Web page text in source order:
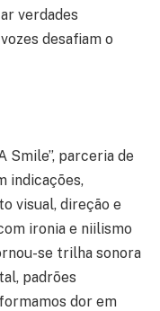
verdades
desafiam o
Smile”, parceria de
indicações,
visual, direção e
ironia e niilismo
se trilha sonora
padrões
dor em